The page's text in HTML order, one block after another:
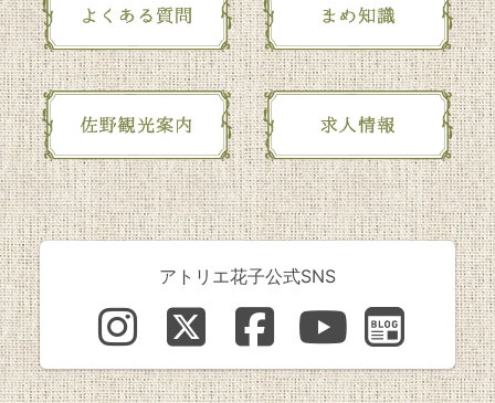
アトリエ花子公式SNS